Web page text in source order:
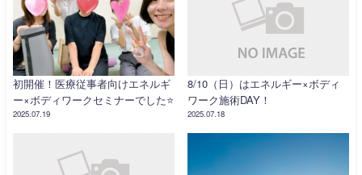
初開催！医療従事者向けエネルギ
ー×ボディワークセミナーでした⭐️
2025.07.19
8/10（日）はエネルギー×ボディ
ワーク施術DAY！
2025.07.18